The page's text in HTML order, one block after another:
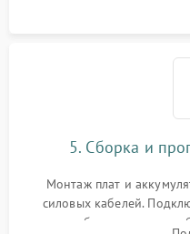
5. Сборка и
Монтаж плат и
силовых кабелей.
калибровки констант